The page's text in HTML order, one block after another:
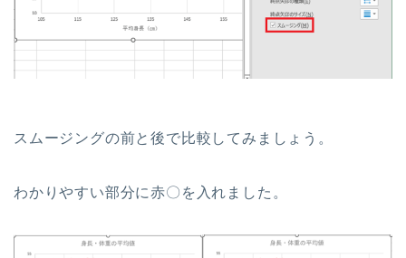
スムージングの前と後で比較してみましょう。
わかりやすい部分に赤〇を入れました。